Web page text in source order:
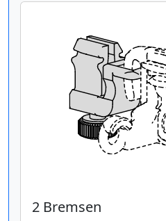
2 Bremsen